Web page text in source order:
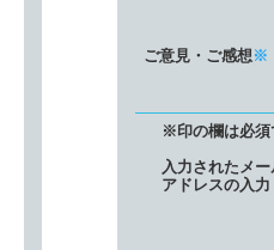
ご意見・ご感想※
※印の欄は必須
入力されたメ
アドレスの入力